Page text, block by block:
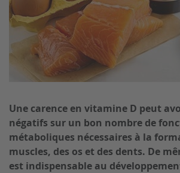
Soins pour bébés et enfants
Brosses pour le corps
Une carence en vitamine D peut
négatifs sur un bon nombre de
métaboliques nécessaires à la
muscles, des os et des dents. De
est indispensable au